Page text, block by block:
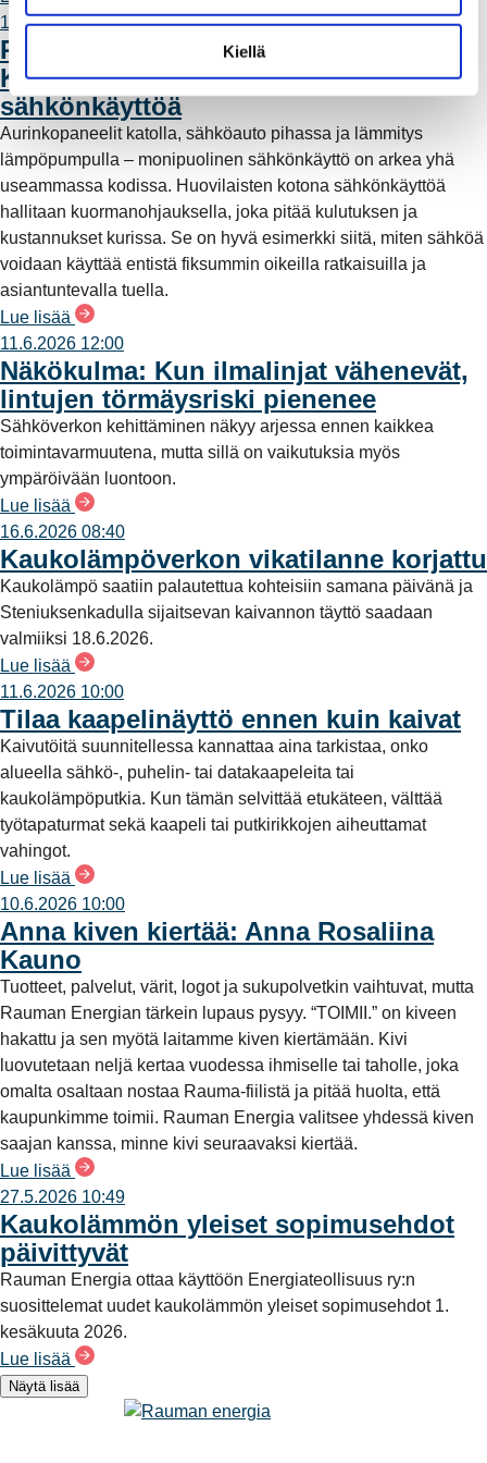
n
t
a
Kiellä
10.6.2026 10:00
REO x koti Huovilainen:
Kuormanohjauksella fiksumpaa
sähkönkäyttöä
Aurinkopaneelit katolla, sähköauto pihassa ja lämmitys
lämpöpumpulla – monipuolinen sähkönkäyttö on arkea yhä
useammassa kodissa. Huovilaisten kotona sähkönkäyttöä
hallitaan kuormanohjauksella, joka pitää kulutuksen ja
kustannukset kurissa. Se on hyvä esimerkki siitä, miten sähköä
voidaan käyttää entistä fiksummin oikeilla ratkaisuilla ja
asiantuntevalla tuella.
Lue lisää
11.6.2026 12:00
Näkökulma: Kun ilmalinjat vähenevät,
lintujen törmäysriski pienenee
Sähköverkon kehittäminen näkyy arjessa ennen kaikkea
toimintavarmuutena, mutta sillä on vaikutuksia myös
ympäröivään luontoon.
Lue lisää
16.6.2026 08:40
Kaukolämpöverkon vikatilanne korjattu
Kaukolämpö saatiin palautettua kohteisiin samana päivänä ja
Steniuksenkadulla sijaitsevan kaivannon täyttö saadaan
valmiiksi 18.6.2026.
Lue lisää
11.6.2026 10:00
Tilaa kaapelinäyttö ennen kuin kaivat
Kaivutöitä suunnitellessa kannattaa aina tarkistaa, onko
alueella sähkö-, puhelin- tai datakaapeleita tai
kaukolämpöputkia. Kun tämän selvittää etukäteen, välttää
työtapaturmat sekä kaapeli tai putkirikkojen aiheuttamat
vahingot.
Lue lisää
10.6.2026 10:00
Anna kiven kiertää: Anna Rosaliina
Kauno
Tuotteet, palvelut, värit, logot ja sukupolvetkin vaihtuvat, mutta
Rauman Energian tärkein lupaus pysyy. “TOIMII.” on kiveen
hakattu ja sen myötä laitamme kiven kiertämään. Kivi
luovutetaan neljä kertaa vuodessa ihmiselle tai taholle, joka
omalta osaltaan nostaa Rauma-fiilistä ja pitää huolta, että
kaupunkimme toimii. Rauman Energia valitsee yhdessä kiven
saajan kanssa, minne kivi seuraavaksi kiertää.
Lue lisää
27.5.2026 10:49
Kaukolämmön yleiset sopimusehdot
päivittyvät
Rauman Energia ottaa käyttöön Energiateollisuus ry:n
suosittelemat uudet kaukolämmön yleiset sopimusehdot 1.
kesäkuuta 2026.
Lue lisää
Näytä lisää